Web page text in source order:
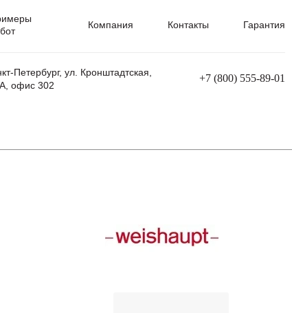
Компания Контакты Гарантия
Петербург, ул. Кронштадтская,
офис 302
+7 (800) 555-89-01